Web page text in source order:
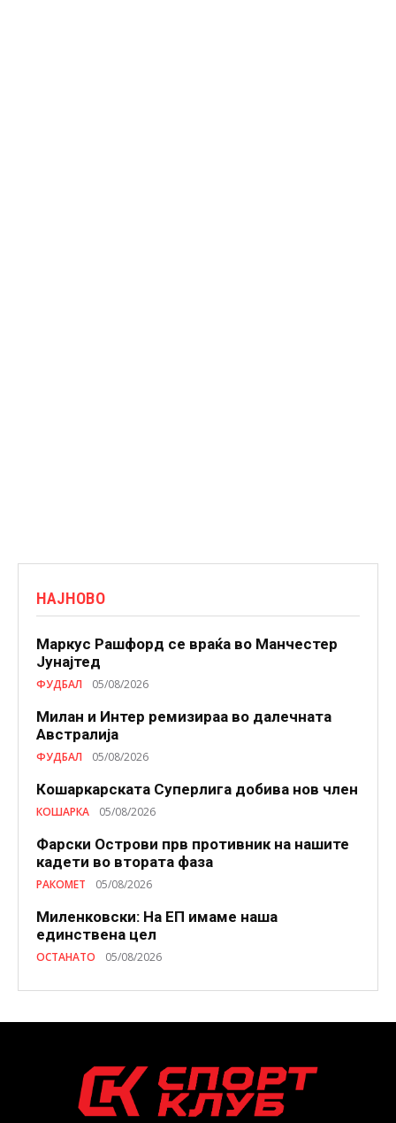
НАЈНОВО
Маркус Рашфорд се враќа во Манчестер
Јунајтед
ФУДБАЛ 05/08/2026
Милан и Интер ремизираа во далечната
Австралија
ФУДБАЛ 05/08/2026
Кошаркарската Суперлига добива нов член
КОШАРКА 05/08/2026
Фарски Острови прв противник на нашите
кадети во втората фаза
РАКОМЕТ 05/08/2026
Миленковски: На ЕП имаме наша
единствена цел
ОСТАНАТО 05/08/2026